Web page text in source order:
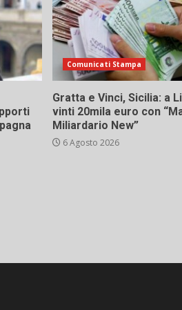
Comunicati Stampa
Gratta e Vinci, Sicilia: a
vinti 20mila euro con
Miliardario New”
6 Agosto 2026